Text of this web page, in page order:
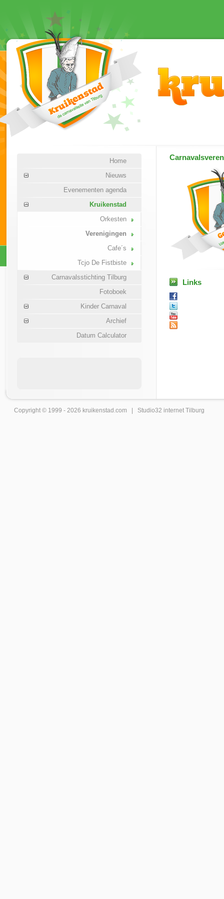
Home
Nieuws
Evenementen agenda
Kruikenstad
Orkesten
Verenigingen
Cafe´s
Tcjo De Fistbiste
Carnavalsstichting Tilburg
Fotoboek
Kinder Carnaval
Archief
Datum Calculator
Links
Copyright © 1999 - 2026 kruikenstad .com | Studio32 internet Tilburg